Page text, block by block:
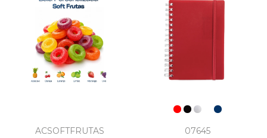
ACSOFTFRUTAS 07645